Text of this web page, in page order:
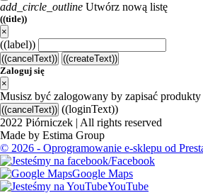
add_circle_outline Utwórz nową listę
((title))
×
((label))
((cancelText)) ((createText))
Zaloguj się
×
Musisz być zalogowany by zapisać
((cancelText)) ((loginText))
2022 Piórniczek | All rights reserved
Made by Estima Group
© 2026 - Oprogramowanie e-sklepu od
Facebook
Google Maps
YouTube